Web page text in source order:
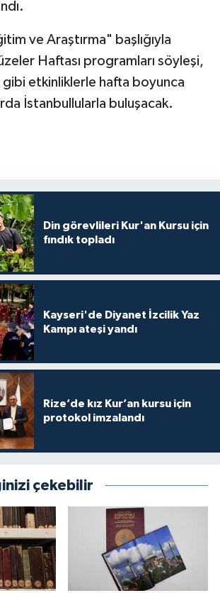
ve Araştırma" başlığıyla
Haftası programları söyleşi,
etkinliklerle hafta boyunca
İstanbullularla buluşacak.
Din görevlileri Kur'an Kursu için
fındık topladı
Kayseri'de Diyanet İzcilik Yaz
Kampı ateşi yandı
Rize’de kız Kur’an kursu için
protokol imzalandı
çekebilir
Müftülüğü